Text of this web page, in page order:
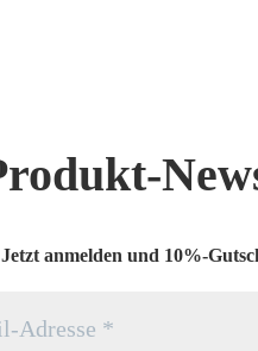
Jetzt anmelden und 10%-